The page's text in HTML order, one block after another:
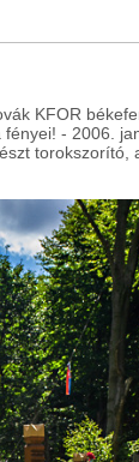
KFOR
- 2006.
torokszorító,